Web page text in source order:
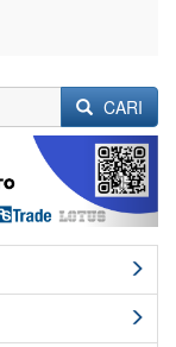
CARI
Next